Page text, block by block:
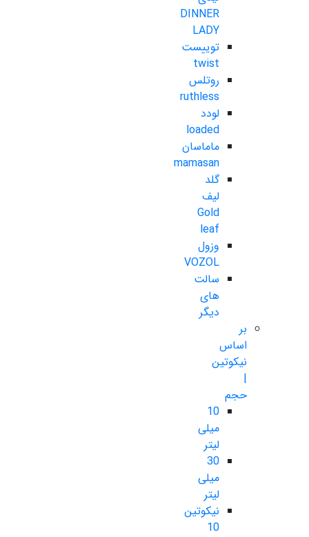
DINNER
LADY
توییست
twist
روتلس
ruthless
لودد
loaded
ماماسان
mamasan
گلد
لیف
Gold
leaf
وزول
VOZOL
سالت
های
دیگر
بر
اساس
نیکوتین
|
حجم
10
میلی
لیتر
30
میلی
لیتر
نیکوتین
10